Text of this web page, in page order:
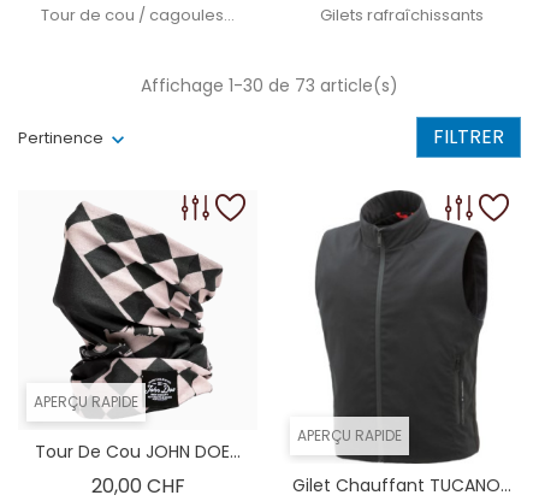
Tour de cou / cagoules... Gilets rafraîchissants
Pertinence FILTRER
Affichage 1-30 de 73 article(s)
APERÇU RAPIDE
Tour De Cou JOHN DOE...
20,00 CHFPrix
APERÇU RAPIDE
Gilet Chauffant TUCANO...